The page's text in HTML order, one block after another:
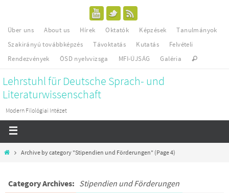
Über uns About us Hírek Oktatók Képzések
Tanulmányok
Szakirányú továbbképzés
Távoktatás Kutatás
Felvételi
Rendezvények
ÖSD nyelvvizsga MFI-ÚJSÁG Galéria
Lehrstuhl für Deutsche Sprach- und
Literaturwissenschaft
Modern Filológiai Intézet
Archive by category "Stipendien und Förderungen" (Page 4)
Category Archives: Stipendien und Förderungen